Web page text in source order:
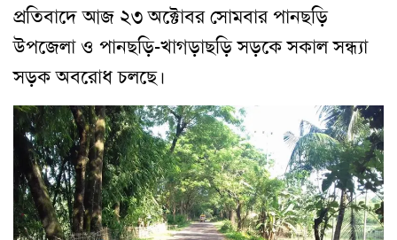
প্রতিবাদে আজ ২৩ অক্টোবর সোমবার পানছড়ি
উপজেলা ও পানছড়ি-খাগড়াছড়ি সড়কে সকাল সন্ধ্যা
সড়ক অবরোধ চলছে।